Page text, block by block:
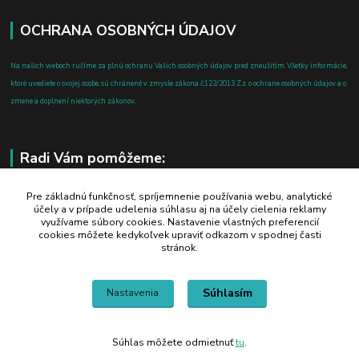
OCHRANA OSOBNÝCH ÚDAJOV
Na našich weboch ručíme za plnú ochranu Vašich osobných údajov pred zneužitím. Všetky informácie,
ktoré uvediete o svojej osobe, sú chránené v zmysle zákona č.122/2013 Z.z. o ochrane osobných údajov a o
zmene a doplnení niektorých zákonov.
Radi Vám pomôžeme:
+421 908 700 612
po-pia: 8.00 - 16.00
business@jtf.sk
Pre základnú funkčnosť, spríjemnenie používania webu, analytické
účely a v prípade udelenia súhlasu aj na účely cielenia reklamy
využívame súbory cookies. Nastavenie vlastných preferencií
cookies môžete kedykoľvek upraviť odkazom v spodnej časti
stránok.
Nastavenia Súhlasím
Súhlas môžete odmietnuťtu.